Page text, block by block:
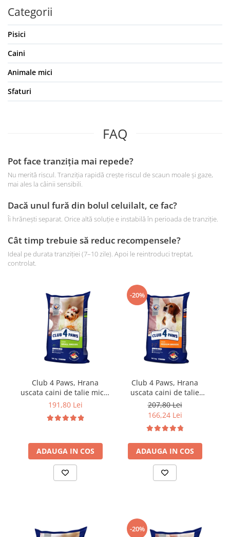
Categorii
Pisici
Caini
Animale mici
Sfaturi
FAQ
Pot face tranziția mai repede?
Nu merită riscul. Tranziția rapidă crește riscul de scaun moale și gaze,
mai ales la câinii sensibili.
Dacă unul fură din bolul celuilalt, ce fac?
Îi hrănești separat. Orice altă soluție e instabilă în perioada de tranziție.
Cât timp trebuie să reduc recompensele?
Ideal pe durata tranziției (7–10 zile). Apoi le reintroduci treptat,
controlat.
Club 4 Paws, Hrana
uscata caini de talie mica,
pui, 14kg
191,80 Lei
ADAUGA IN COS
-20%
Club 4 Paws, Hrana
uscata caini de talie
medie, pui, 14kg
207,80 Lei
166,24 Lei
ADAUGA IN COS
-20%